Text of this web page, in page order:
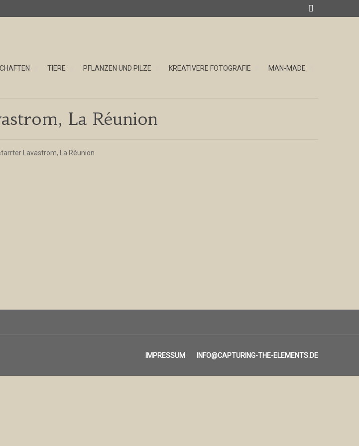

TIERE PFLANZEN UND PILZE KREATIVERE FOTOGRAFIE MAN-MADE
La Réunion
Lavastrom, La Réunion
IMPRESSUM INFO@CAPTURING-THE-ELEMENTS.DE